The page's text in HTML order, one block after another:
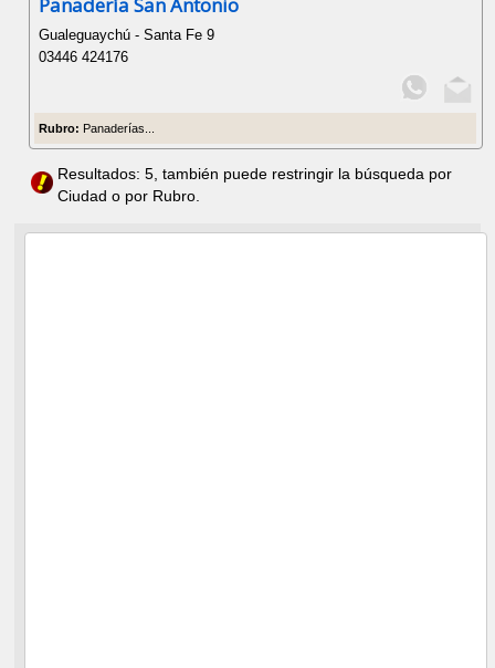
Gualeguaychú - Santa Fe 9
03446 424176
Rubro: Panaderías...
Resultados: 5, también puede restringir la búsqueda por
Ciudad o por Rubro.